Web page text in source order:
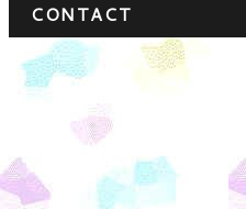
CONTACT